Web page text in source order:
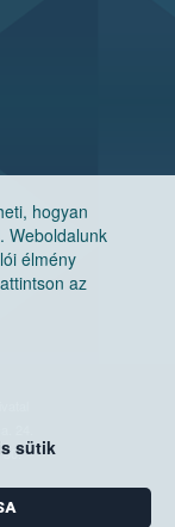
hogyan
Weboldalunk
élmény
az
sütik